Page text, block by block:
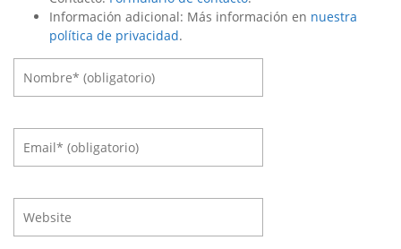
Información adicional: Más información en nuestra
política de privacidad.